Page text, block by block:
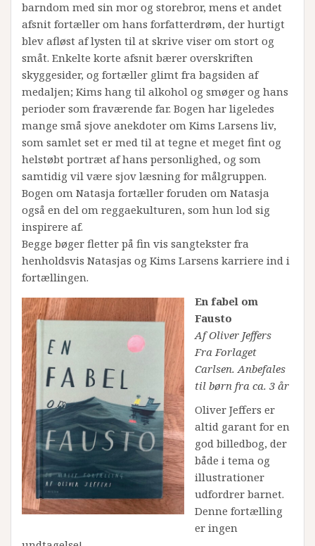
barndom med sin mor og storebror, mens et andet
afsnit fortæller om hans forfatterdrøm, der hurtigt
blev afløst af lysten til at skrive viser om stort og
småt. Enkelte korte afsnit bærer overskriften
skyggesider, og fortæller glimt fra bagsiden af
medaljen; Kims hang til alkohol og smøger og hans
perioder som fraværende far. Bogen har ligeledes
mange små sjove anekdoter om Kims Larsens liv,
som samlet set er med til at tegne et meget fint og
helstøbt portræt af hans personlighed, og som
samtidig vil være sjov læsning for målgruppen.
Bogen om Natasja fortæller foruden om Natasja
også en del om reggaekulturen, som hun lod sig
inspirere af.
Begge bøger fletter på fin vis sangtekster fra
henholdsvis Natasjas og Kims Larsens karriere ind i
fortællingen.
En fabel om
Fausto
Af Oliver Jeffers
Fra Forlaget
Carlsen. Anbefales
til børn fra ca. 3 år
Oliver Jeffers er
altid garant for en
god billedbog, der
både i tema og
illustrationer
udfordrer barnet.
Denne fortælling
er ingen